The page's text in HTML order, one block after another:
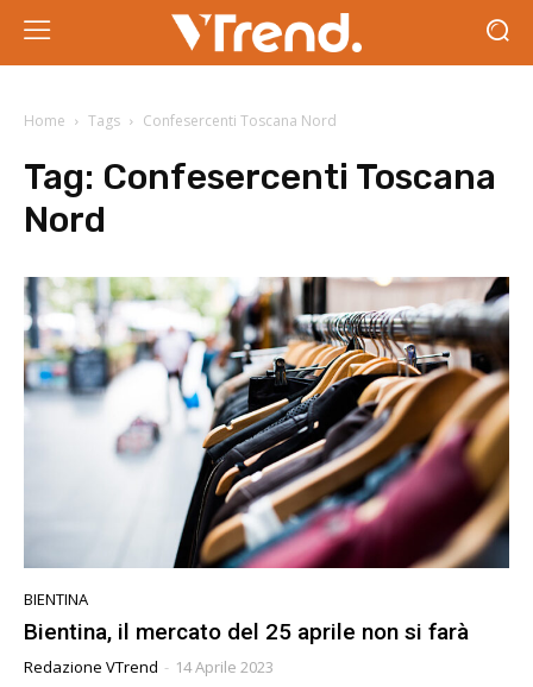
Home Tags Confesercenti Toscana Nord
Tag: Confesercenti Toscana
Nord
BIENTINA
Bientina, il mercato del 25 aprile non si farà
Redazione VTrend - 14 Aprile 2023